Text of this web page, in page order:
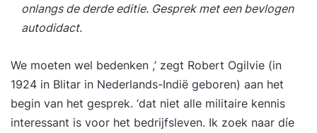
onlangs de derde editie. Gesprek met een bevlogen
autodidact.
We moeten wel bedenken ,’ zegt Robert Ogilvie (in
1924 in Blitar in Nederlands-Indië geboren) aan het
begin van het gesprek. ‘dat niet alle militaire kennis
interessant is voor het bedrijfsleven. Ik zoek naar díe